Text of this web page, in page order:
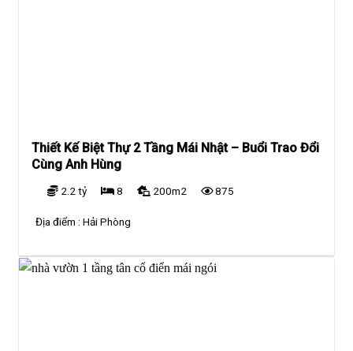
Thiết Kế Biệt Thự 2 Tầng Mái Nhật – Buổi Trao Đổi
Cùng Anh Hùng
2.2 tỷ 8 200m2 875
Địa điểm :Hải Phòng